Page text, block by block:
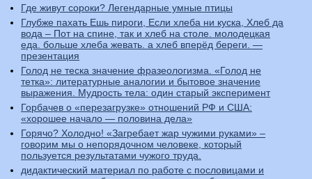
Где живут сороки? Легендарные умные птицы
Глубже пахать Ешь пироги, Если хлеба ни куска, Хлеб да
вода – Пот на спине, так и хлеб на столе. молодецкая
еда. больше хлеба жевать. а хлеб вперёд береги. —
презентация
Голод не теска значение фразеологизма. «Голод не
тетка»: литературные аналогии и бытовое значение
выражения. Мудрость тела: один старый эксперимент
Горбачев о «перезагрузке» отношений РФ и США:
«хорошее начало — половина дела»
Горячо? Холодно! «Загребает жар чужими руками» –
говорим мы о непорядочном человеке, который
пользуется результатами чужого труда.
дидактический материал по работе с пословицами и